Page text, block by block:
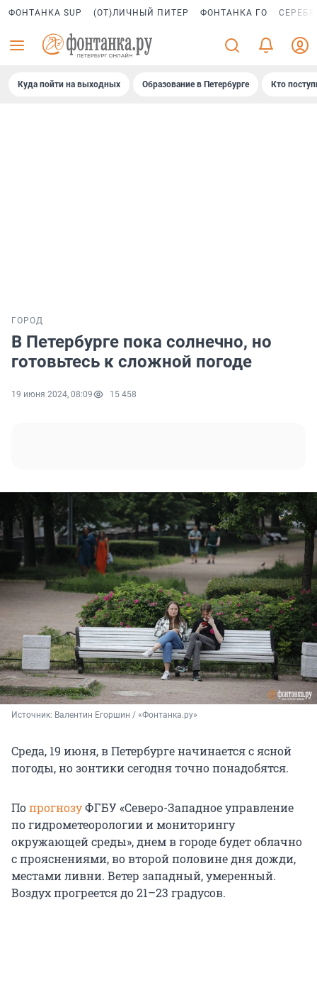
ФОНТАНКА SUP (ОТ)ЛИЧНЫЙ ПИТЕР ФОНТАНКА ГО
Куда пойти на выходных Образование в Петербурге Кто
ГОРОД
В Петербурге пока солнечно, но
готовьтесь к сложной погоде
19 июня 2024, 08:09 15 458
Источник: Валентин Егоршин / «Фонтанка.ру»
Среда, 19 июня, в Петербурге начинается с ясной
погоды, но зонтики сегодня точно понадобятся.
ПопрогнозуФГБУ «Северо-Западное управление
по гидрометеорологии и мониторингу
окружающей среды», днем в городе будет облачно
с прояснениями, во второй половине дня дожди,
местами ливни. Ветер западный, умеренный.
Воздух прогреется до 21–23 градусов.